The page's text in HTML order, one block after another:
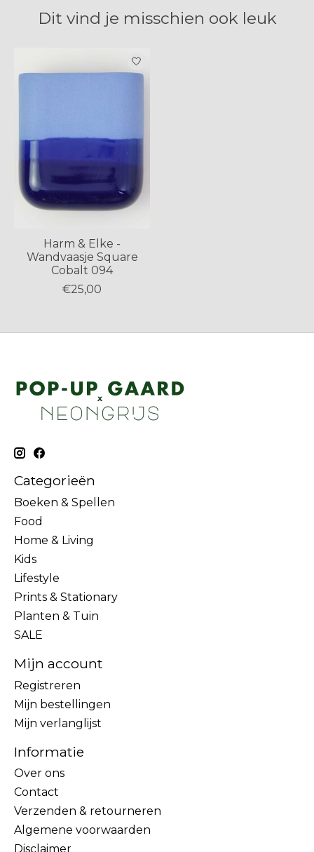
Dit vind je misschien ook leuk
Items van productcarrousel
Harm & Elke -
Wandvaasje Square
Cobalt 094
€25,00
Categorieën
Boeken & Spellen
Food
Home & Living
Kids
Lifestyle
Prints & Stationary
Planten & Tuin
SALE
Mijn account
Registreren
Mijn bestellingen
Mijn verlanglijst
Informatie
Over ons
Contact
Verzenden & retourneren
Algemene voorwaarden
Disclaimer